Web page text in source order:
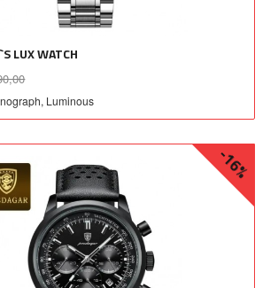
LUX WATCH
mva.
Luminous
-16%